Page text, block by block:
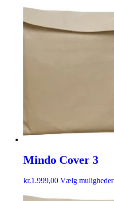
Mindo Cover 3
kr.1.999,00 Vælg muligheder